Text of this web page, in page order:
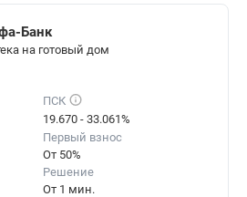
Банк
на готовый дом
ПСК
19.670 - 33.061%
Первый взнос
От 50%
Решение
От 1 мин.